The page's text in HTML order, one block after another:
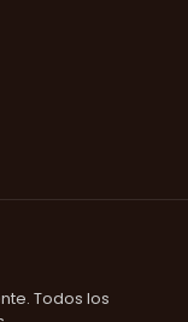
Todos los